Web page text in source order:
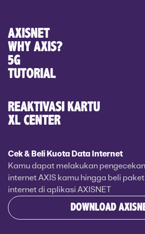
AXISNET
WHY AXIS?
5G
TUTORIAL
REAKTIVASI KARTU
XL CENTER
Cek & Beli Kuota Data Internet
Kamu dapat melakukan
internet AXIS kamu hingga beli
internet di aplikasi AXISNET
DOWNLOAD